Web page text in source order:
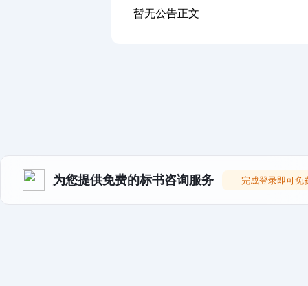
暂无公告正文
为您提供免费的标书咨询服务 完成登录即可免